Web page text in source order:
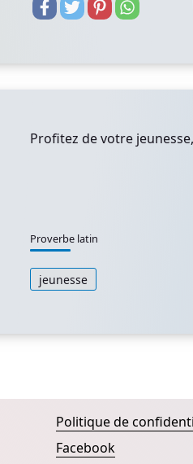
Profitez de votre
Proverbe latin
jeunesse
Politique de
Facebook